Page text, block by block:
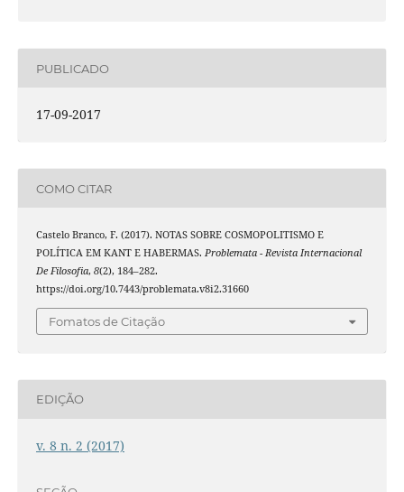
PUBLICADO
17-09-2017
COMO CITAR
Castelo Branco, F. (2017). NOTAS SOBRE COSMOPOLITISMO E
POLÍTICA EM KANT E HABERMAS. Problemata - Revista Internacional
De Filosofia, 8(2), 184–282.
https://doi.org/10.7443/problemata.v8i2.31660
Fomatos de Citação
EDIÇÃO
v. 8 n. 2 (2017)